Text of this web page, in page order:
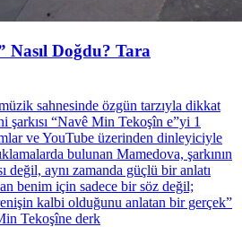
Nasıl Doğdu? Tara
sahnesinde özgün tarzıyla dikkat
şarkısı “Navê Min Tekoşîn e”yi 1
ve YouTube üzerinden dinleyiciyle
bulunan Mamedova, şarkının
değil, aynı zamanda güçlü bir anlatı
benim için sadece bir söz değil;
kalbi olduğunu anlatan bir gerçek”
Tekoşîne derk